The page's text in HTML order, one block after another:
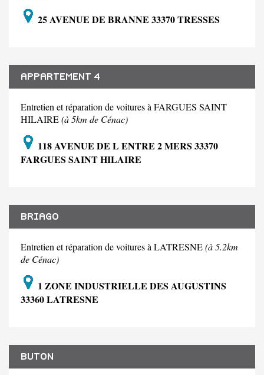
25 AVENUE DE BRANNE 33370 TRESSES
APPARTEMENT 4
Entretien et réparation de voitures à FARGUES SAINT
HILAIRE(à 5km de Cénac)
118 AVENUE DE L ENTRE 2 MERS 33370
FARGUES SAINT HILAIRE
BRIAGO
Entretien et réparation de voitures à LATRESNE(à 5.2km
de Cénac)
1 ZONE INDUSTRIELLE DES AUGUSTINS
33360 LATRESNE
BUTON